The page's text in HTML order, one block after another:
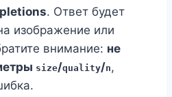
. Ответ будет
изображение или
внимание: не
size/quality/n ,